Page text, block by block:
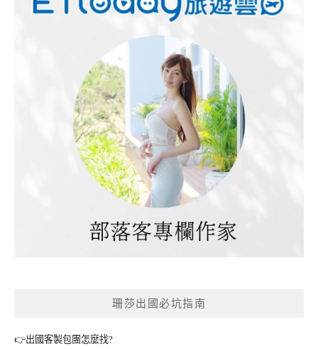
珊莎出國必坑指南
👉出國客製包團怎麼找?